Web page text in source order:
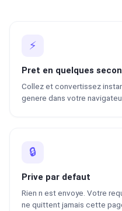
⚡
Pret en quelques
Collez et convertissez
genere dans votre
🔒
Prive par defaut
Rien n est envoye. Votre
ne quittent jamais cette